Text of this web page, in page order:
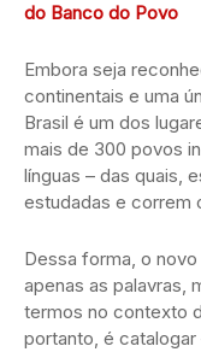
do Banco do Povo
Embora seja
continentais e uma
Brasil é um dos
mais de 300 povos
línguas – das quais,
estudadas e correm
Dessa forma, o
apenas as palavras,
termos no contexto
portanto, é